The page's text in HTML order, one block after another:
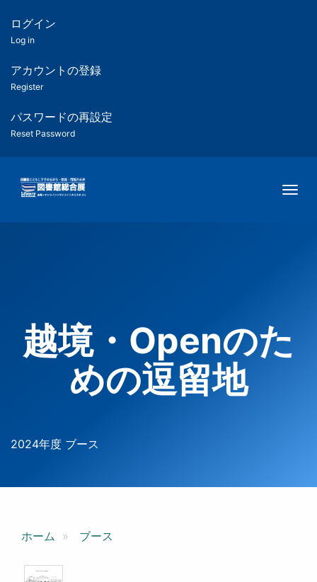
ツ
匿
名
ユ
ー
ー
用
メ
ログイン
Log in
アカウントの登録
Register
パスワードの再設定
Reset Password
越境・Openのた
めの逗留地
2024年度 ブース
ホーム ブース